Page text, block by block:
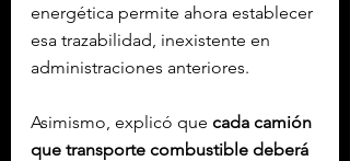
energética permite ahora establecer
esa trazabilidad, inexistente en
administraciones anteriores.
Asimismo, explicó que cada camión
que transporte combustible deberá